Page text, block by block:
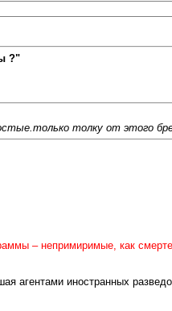
?"
толку от этого
– непримиримые, как
агентами иностранных